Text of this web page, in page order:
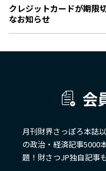
クレジットカードが期限
なお知らせ
会
月刊財界さっぽろ本誌
の政治・経済記事5000
題！財さつJP独自記事